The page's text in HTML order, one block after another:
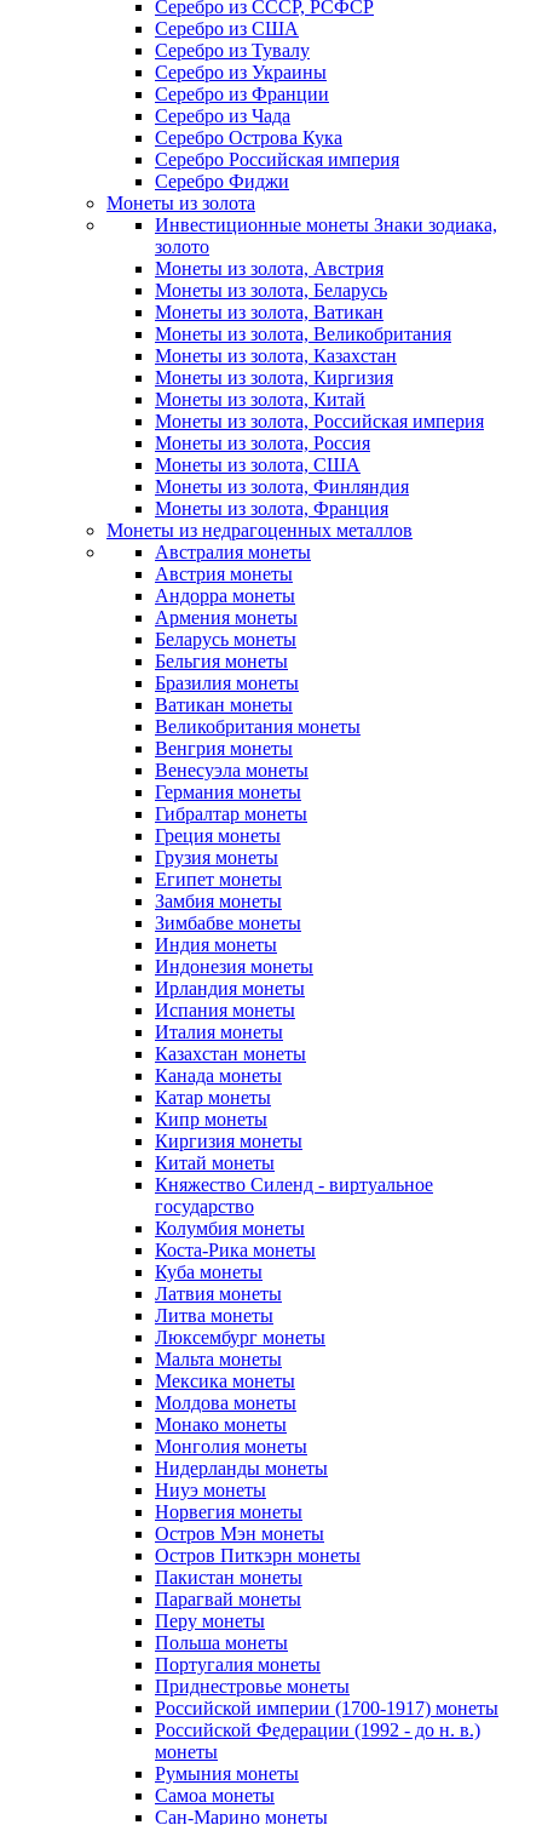
Серебро из СССР, РСФСР
Серебро из США
Серебро из Тувалу
Серебро из Украины
Серебро из Франции
Серебро из Чада
Серебро Острова Кука
Серебро Российская империя
Серебро Фиджи
Монеты из золота
Инвестиционные монеты Знаки зодиака,
золото
Монеты из золота, Австрия
Монеты из золота, Беларусь
Монеты из золота, Ватикан
Монеты из золота, Великобритания
Монеты из золота, Казахстан
Монеты из золота, Киргизия
Монеты из золота, Китай
Монеты из золота, Российская империя
Монеты из золота, Россия
Монеты из золота, США
Монеты из золота, Финляндия
Монеты из золота, Франция
Монеты из недрагоценных металлов
Австралия монеты
Австрия монеты
Андорра монеты
Армения монеты
Беларусь монеты
Бельгия монеты
Бразилия монеты
Ватикан монеты
Великобритания монеты
Венгрия монеты
Венесуэла монеты
Германия монеты
Гибралтар монеты
Греция монеты
Грузия монеты
Египет монеты
Замбия монеты
Зимбабве монеты
Индия монеты
Индонезия монеты
Ирландия монеты
Испания монеты
Италия монеты
Казахстан монеты
Канада монеты
Катар монеты
Кипр монеты
Киргизия монеты
Китай монеты
Княжество Силенд - виртуальное
государство
Колумбия монеты
Коста-Рика монеты
Куба монеты
Латвия монеты
Литва монеты
Люксембург монеты
Мальта монеты
Мексика монеты
Молдова монеты
Монако монеты
Монголия монеты
Нидерланды монеты
Ниуэ монеты
Норвегия монеты
Остров Мэн монеты
Остров Питкэрн монеты
Пакистан монеты
Парагвай монеты
Перу монеты
Польша монеты
Португалия монеты
Приднестровье монеты
Российской империи (1700-1917) монеты
Российской Федерации (1992 - до н. в.)
монеты
Румыния монеты
Самоа монеты
Сан-Марино монеты